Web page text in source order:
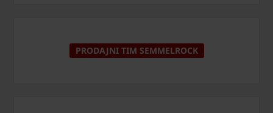
PRODAJNI TIM SEMMELROCK